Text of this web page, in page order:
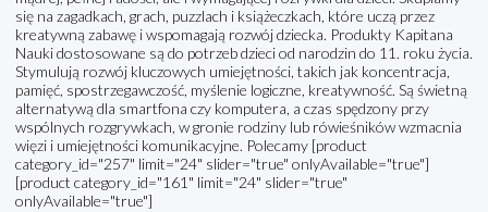
się na zagadkach, grach, puzzlach i książeczkach, które uczą przez
kreatywną zabawę i wspomagają rozwój dziecka. Produkty Kapitana
Nauki dostosowane są do potrzeb dzieci od narodzin do 11. roku życia.
Stymulują rozwój kluczowych umiejętności, takich jak koncentracja,
pamięć, spostrzegawczość, myślenie logiczne, kreatywność. Są świetną
alternatywą dla smartfona czy komputera, a czas spędzony przy
wspólnych rozgrywkach, w gronie rodziny lub rówieśników wzmacnia
więzi i umiejętności komunikacyjne. Polecamy [product
category_id="257" limit="24" slider="true" onlyAvailable="true"]
[product category_id="161" limit="24" slider="true"
onlyAvailable="true"]